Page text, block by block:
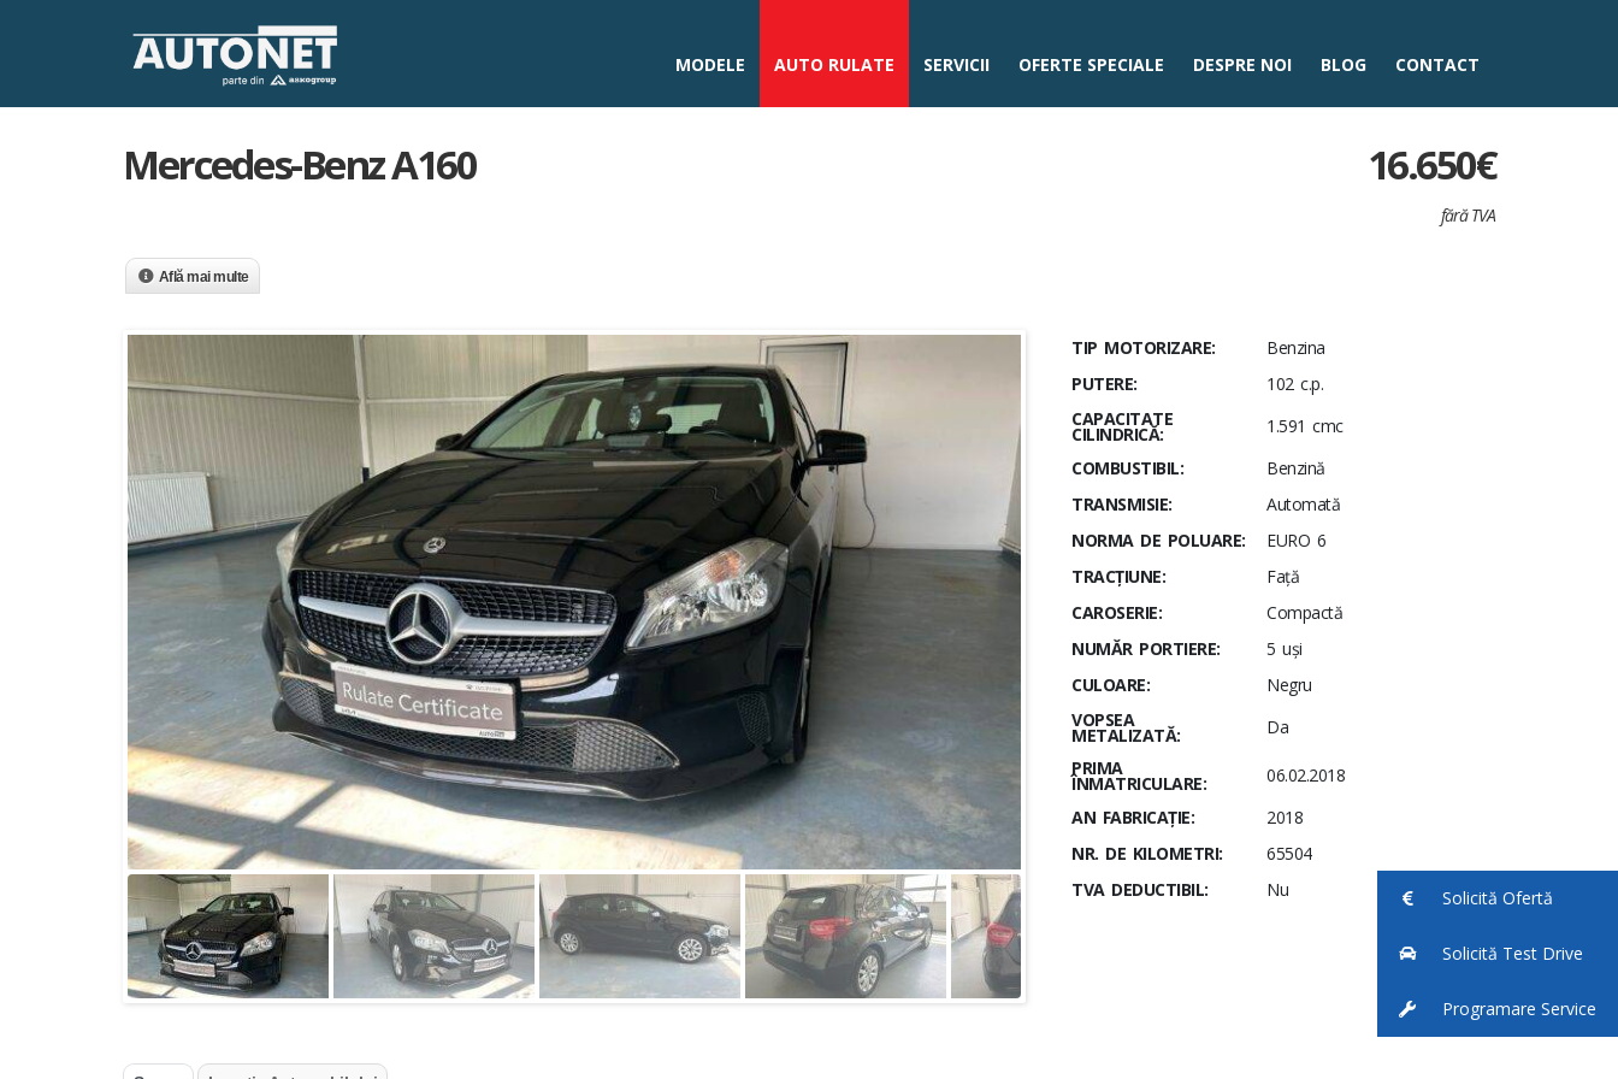
MODELE AUTO RULATE SERVICII OFERTE SPECIALE DESPRE NOI BLOG CONTACT
Mercedes-Benz A160 16.650€
fără TVA
Află mai multe
TIP MOTORIZARE:
Benzina
PUTERE:
102 c.p.
CAPACITATE
CILINDRICĂ:
1.591 cmc
COMBUSTIBIL:
Benzină
TRANSMISIE:
Automată
NORMA DE POLUARE:
EURO 6
TRACȚIUNE:
Față
CAROSERIE:
Compactă
NUMĂR PORTIERE:
5 uși
CULOARE:
Negru
VOPSEA
METALIZATĂ:
Da
PRIMA
ÎNMATRICULARE:
06.02.2018
AN FABRICAȚIE:
2018
NR. DE KILOMETRI:
65504
TVA DEDUCTIBIL:
Nu Solicită Ofertă
Solicită Test Drive
Programare Service